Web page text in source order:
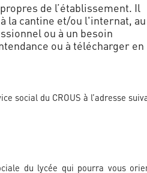
de l’établissement. Il
la cantine et/ou l'internat, au
ou à un besoin
ou à télécharger en
social du CROUS à l’adresse
du lycée qui pourra vous